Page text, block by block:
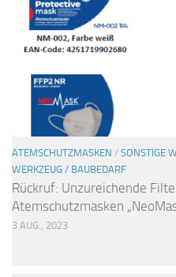
ATEMSCHUTZMASKEN / SONSTIGE
WERKZEUG / BAUBEDARF
Rückruf: Unzureichende
Atemschutzmasken
3 AUG., 2023